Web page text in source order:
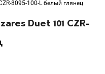
8095-100-L белый глянец
Duet 101 CZR-